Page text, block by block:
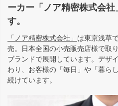
ーカー「ノア精密株式会
す。
「ノア精密株式会社」 は東京浅草
売。日本全国の小売販売店様で取
ブランドで展開しています。デザ
わり、お客様の「毎日」や「暮ら
続けています。